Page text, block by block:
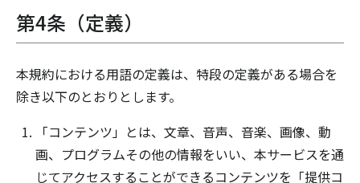
第4条（定義）
本規約における用語の定義は、特段の定義がある場合を
除き以下のとおりとします。
「コンテンツ」とは、文章、音声、音楽、画像、動
画、プログラムその他の情報をいい、本サービスを通
じてアクセスすることができるコンテンツを「提供コ